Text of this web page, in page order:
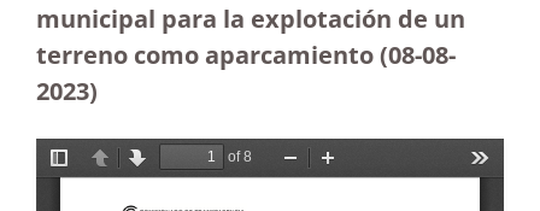
municipal para la explotación de un
terreno como aparcamiento(08-08-
2023)